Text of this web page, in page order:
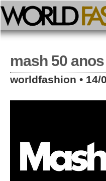
mash 50 anos
worldfashion • 14/